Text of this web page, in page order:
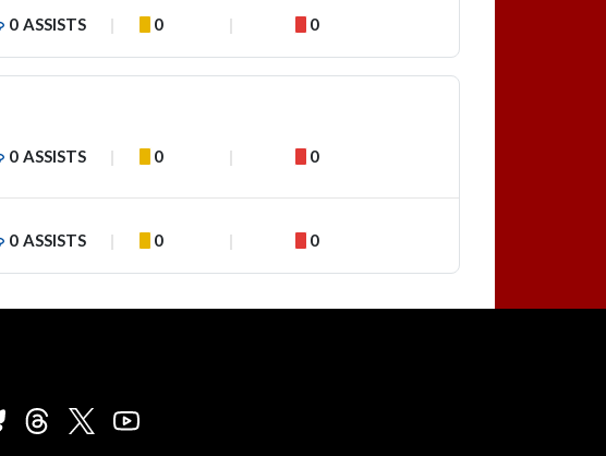
0 ASSISTS 0 0
0 ASSISTS 0 0
0 ASSISTS 0 0